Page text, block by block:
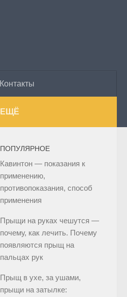
Контакты
ЕЩЁ
ПОПУЛЯРНОЕ
Кавинтон — показания к
применению,
противопоказания, способ
применения
Прыщи на руках чешутся —
почему, как лечить. Почему
появляются прыщ на
пальцах рук
Прыщ в ухе, за ушами,
прыщи на затылке: